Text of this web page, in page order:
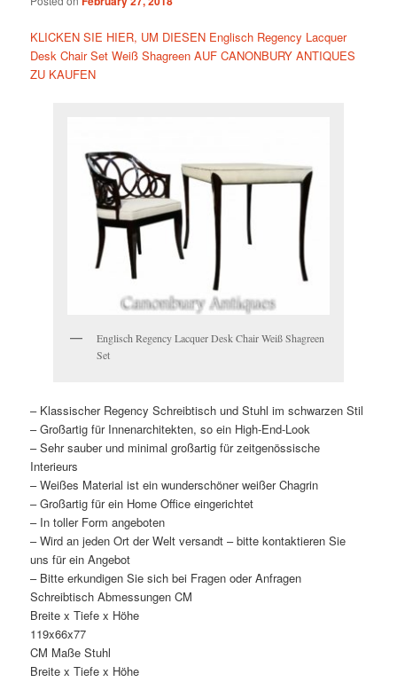
KLICKEN SIE HIER, UM DIESEN Englisch Regency Lacquer
Desk Chair Set Weiß Shagreen AUF CANONBURY ANTIQUES
ZU KAUFEN
Englisch Regency Lacquer Desk Chair Weiß Shagreen
Set
– Klassischer Regency Schreibtisch und Stuhl im schwarzen Stil
– Großartig für Innenarchitekten, so ein High-End-Look
– Sehr sauber und minimal großartig für zeitgenössische
Interieurs
– Weißes Material ist ein wunderschöner weißer Chagrin
– Großartig für ein Home Office eingerichtet
– In toller Form angeboten
– Wird an jeden Ort der Welt versandt – bitte kontaktieren Sie
uns für ein Angebot
– Bitte erkundigen Sie sich bei Fragen oder Anfragen
Schreibtisch Abmessungen CM
Breite x Tiefe x Höhe
119x66x77
CM Maße Stuhl
Breite x Tiefe x Höhe